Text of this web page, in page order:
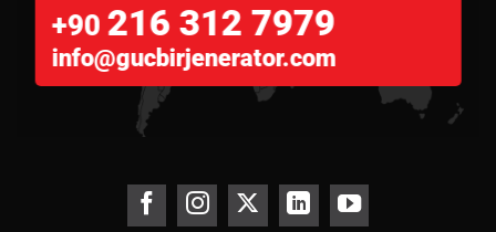
+90 216 312 7979
info@gucbirjenerator.com